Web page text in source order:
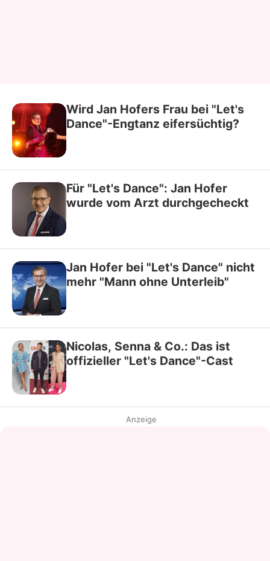
Wird Jan Hofers Frau bei "Let's
Dance"-Engtanz eifersüchtig?
Für "Let's Dance": Jan Hofer
wurde vom Arzt durchgecheckt
Jan Hofer bei "Let's Dance" nicht
mehr "Mann ohne Unterleib"
Nicolas, Senna & Co.: Das ist
offizieller "Let's Dance"-Cast
Anzeige